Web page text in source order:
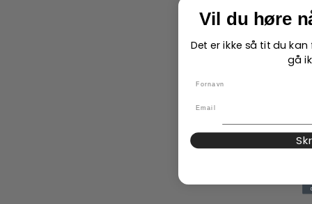
Vil du høre
Det er ikke så tit du
gå